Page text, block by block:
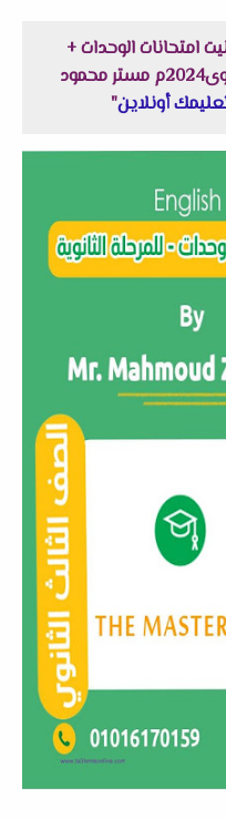
امتحانات الوحدات +
نسخة مجابة للصف الثالث الثانوى2024م مستر محمود
أونلاين"